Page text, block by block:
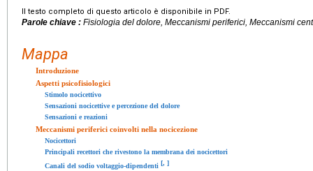
Il testo completo di questo articolo è disponibile in PDF.
Parole chiave : Fisiologia del dolore, Meccanismi periferici, Meccanismi
Mappa
Introduzione
Aspetti psicofisiologici
Stimolo nocicettivo
Sensazioni nocicettive e percezione del dolore
Sensazioni e reazioni
Meccanismi periferici coinvolti nella nocicezione
Nocicettori
Principali recettori che rivestono la membrana dei nocicettori
Canali del sodio voltaggio-dipendenti [, ]